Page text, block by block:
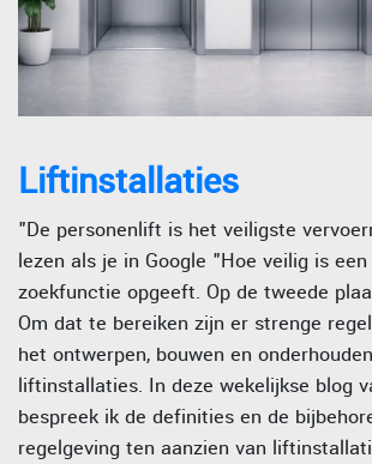
Liftinstallaties
"De personenlift is het veiligste
lezen als je in Google "Hoe veilig is
zoekfunctie opgeeft. Op de tweede
Om dat te bereiken zijn er strenge
het ontwerpen, bouwen en
liftinstallaties. In deze wekelijkse blog
bespreek ik de definities en de
regelgeving ten aanzien van